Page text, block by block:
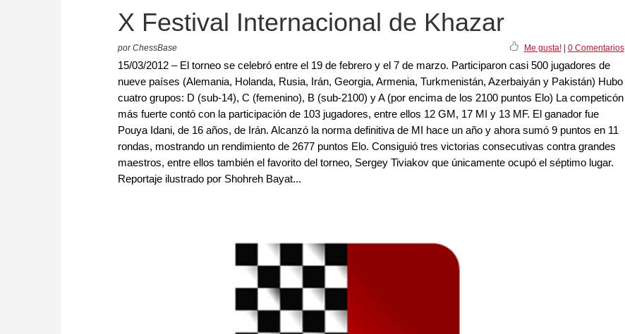
X Festival Internacional de Khazar
por ChessBase Me gusta!| 0 Comentarios
15/03/2012 – El torneo se celebró entre el 19 de febrero y el 7 de marzo. Participaron casi 500 jugadores de
nueve países (Alemania, Holanda, Rusia, Irán, Georgia, Armenia, Turkmenistán, Azerbaiyán y Pakistán) Hubo
cuatro grupos: D (sub-14), C (femenino), B (sub-2100) y A (por encima de los 2100 puntos Elo) La competicón
más fuerte contó con la participación de 103 jugadores, entre ellos 12 GM, 17 MI y 13 MF. El ganador fue
Pouya Idani, de 16 años, de Irán. Alcanzó la norma definitiva de MI hace un año y ahora sumó 9 puntos en 11
rondas, mostrando un rendimiento de 2677 puntos Elo. Consiguió tres victorias consecutivas contra grandes
maestros, entre ellos también el favorito del torneo, Sergey Tiviakov que únicamente ocupó el séptimo lugar.
Reportaje ilustrado por Shohreh Bayat...